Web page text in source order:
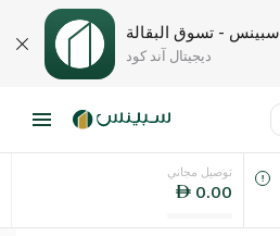
سبينس - تسوق البقالة
ديجيتال آند كود
اللغةتوصيل مجاني
0.00